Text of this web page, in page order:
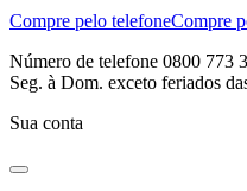
Compre pelo telefoneCompre
Número de telefone 0800 773
Seg. à Dom. exceto feriados
Sua conta